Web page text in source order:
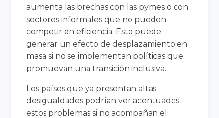
aumenta las brechas con las pymes o con
sectores informales que no pueden
competir en eficiencia. Esto puede
generar un efecto de desplazamiento en
masa si no se implementan políticas que
promuevan una transición inclusiva.
Los países que ya presentan altas
desigualdades podrían ver acentuados
estos problemas si no acompañan el